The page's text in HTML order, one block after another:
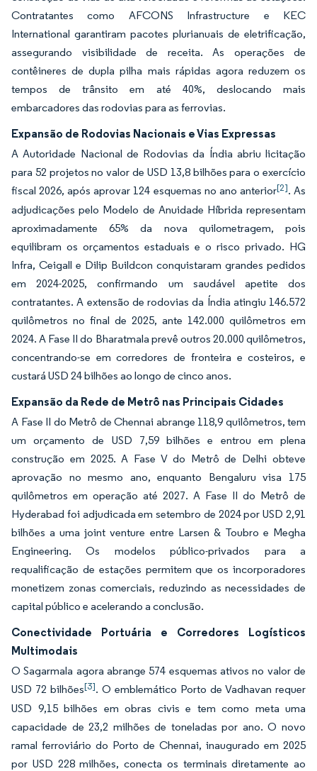
Contratantes como AFCONS Infrastructure e KEC
International garantiram pacotes plurianuais de eletrificação,
assegurando visibilidade de receita. As operações de
contêineres de dupla pilha mais rápidas agora reduzem os
tempos de trânsito em até 40%, deslocando mais
embarcadores das rodovias para as ferrovias.
Expansão de Rodovias Nacionais e Vias Expressas
A Autoridade Nacional de Rodovias da Índia abriu licitação
para 52 projetos no valor de USD 13,8 bilhões para o exercício
fiscal 2026, após aprovar 124 esquemas no ano anterior[2]. As
adjudicações pelo Modelo de Anuidade Híbrida representam
aproximadamente 65% da nova quilometragem, pois
equilibram os orçamentos estaduais e o risco privado. HG
Infra, Ceigall e Dilip Buildcon conquistaram grandes pedidos
em 2024-2025, confirmando um saudável apetite dos
contratantes. A extensão de rodovias da Índia atingiu 146.572
quilômetros no final de 2025, ante 142.000 quilômetros em
2024. A Fase II do Bharatmala prevê outros 20.000 quilômetros,
concentrando-se em corredores de fronteira e costeiros, e
custará USD 24 bilhões ao longo de cinco anos.
Expansão da Rede de Metrô nas Principais Cidades
A Fase II do Metrô de Chennai abrange 118,9 quilômetros, tem
um orçamento de USD 7,59 bilhões e entrou em plena
construção em 2025. A Fase V do Metrô de Delhi obteve
aprovação no mesmo ano, enquanto Bengaluru visa 175
quilômetros em operação até 2027. A Fase II do Metrô de
Hyderabad foi adjudicada em setembro de 2024 por USD 2,91
bilhões a uma joint venture entre Larsen & Toubro e Megha
Engineering. Os modelos público-privados para a
requalificação de estações permitem que os incorporadores
monetizem zonas comerciais, reduzindo as necessidades de
capital público e acelerando a conclusão.
Conectividade Portuária e Corredores Logísticos
Multimodais
O Sagarmala agora abrange 574 esquemas ativos no valor de
USD 72 bilhões[3]. O emblemático Porto de Vadhavan requer
USD 9,15 bilhões em obras civis e tem como meta uma
capacidade de 23,2 milhões de toneladas por ano. O novo
ramal ferroviário do Porto de Chennai, inaugurado em 2025
por USD 228 milhões, conecta os terminais diretamente ao